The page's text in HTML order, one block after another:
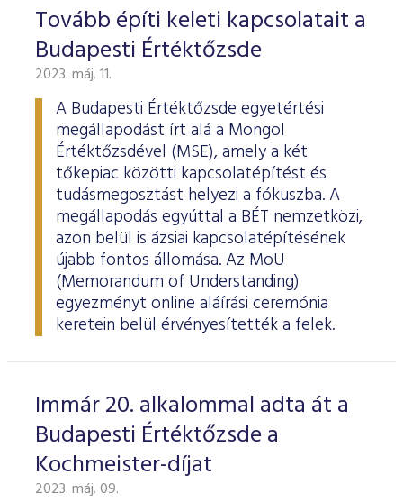
ESG Útmutató
Tovább építi keleti kapcsolatait a
Budapesti Értéktőzsde
2023. máj. 11.
A Budapesti Értéktőzsde egyetértési
megállapodást írt alá a Mongol
Értéktőzsdével (MSE), amely a két
tőkepiac közötti kapcsolatépítést és
tudásmegosztást helyezi a fókuszba. A
megállapodás egyúttal a BÉT nemzetközi,
azon belül is ázsiai kapcsolatépítésének
újabb fontos állomása. Az MoU
(Memorandum of Understanding)
egyezményt online aláírási ceremónia
keretein belül érvényesítették a felek.
Immár 20. alkalommal adta át a
Budapesti Értéktőzsde a
Kochmeister-díjat
2023. máj. 09.